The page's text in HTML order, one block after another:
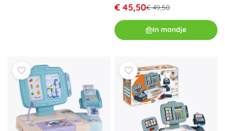
€ 45,50€ 49,50
In mandje